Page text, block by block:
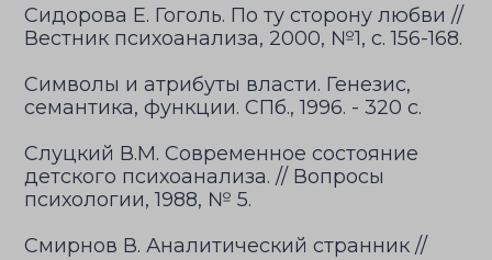
Сидорова Е. Гоголь. По ту сторону любви //
Вестник психоанализа, 2000, №1, с. 156-168.
Символы и атрибуты власти. Генезис,
семантика, функции. СПб., 1996. - 320 с.
Слуцкий В.М. Современное состояние
детского психоанализа. // Вопросы
психологии, 1988, № 5.
Смирнов В. Аналитический странник //